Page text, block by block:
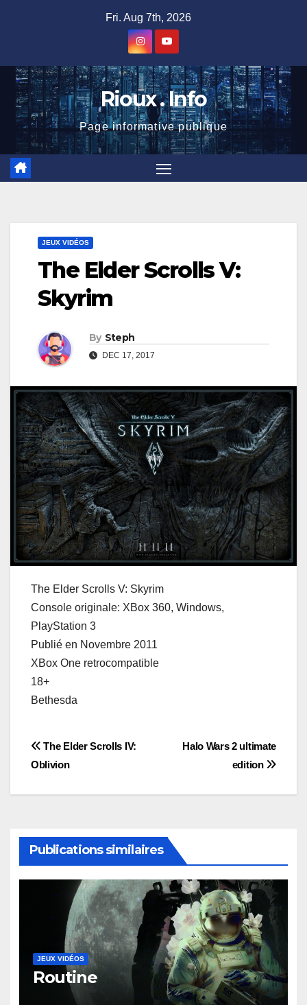
Fri. Aug 7th, 2026
Rioux . Info
Page informative publique
JEUX VIDÉOS
The Elder Scrolls V:
Skyrim
By Steph
DEC 17, 2017
The Elder Scrolls V: Skyrim
Console originale: XBox 360, Windows,
PlayStation 3
Publié en Novembre 2011
XBox One retrocompatible
18+
Bethesda
Post
Halo Wars 2 ultimate
edition
The Elder Scrolls IV:
Oblivion
Publications similaires
JEUX VIDÉOS
Routine